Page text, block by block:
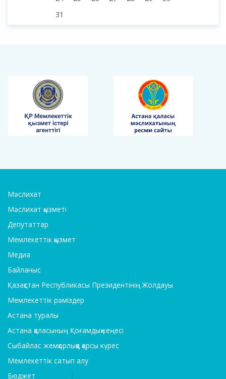
31
Мәслихат
Мәслихат қызметі
Депутаттар
Мемлекеттік қызмет
Медиа
Байланыс
Қазақстан Республикасы Президентінің Жолдауы
Мемлекеттік рәміздер
Астана туралы
Астана қаласының Қоғамдық кеңесі
Сыбайлас жемқорлыққа қарсы күрес
Мемлекеттік сатып алу
Бюджет